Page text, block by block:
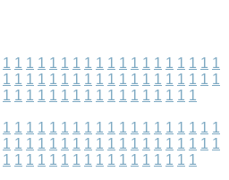
1 1 1 1 1 1 1 1 1 1 1 1 1 1 1 1 1 1 1
1 1 1 1 1 1 1 1 1 1 1 1 1 1 1 1 1 1 1
1 1 1 1 1 1 1 1 1 1 1 1 1 1 1 1 1
1 1 1 1 1 1 1 1 1 1 1 1 1 1 1 1 1 1 1
1 1 1 1 1 1 1 1 1 1 1 1 1 1 1 1 1 1 1
1 1 1 1 1 1 1 1 1 1 1 1 1 1 1 1 1